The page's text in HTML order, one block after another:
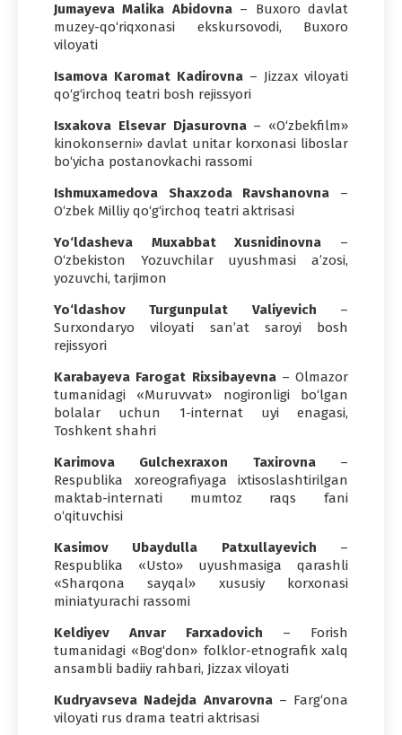
Jumayeva Malika Abidovna– Buxoro davlat
muzey-qo‘riqxonasi ekskursovodi, Buxoro
viloyati
Isamova Karomat Kadirovna – Jizzax viloyati
qo‘g‘irchoq teatri bosh rejissyori
Isxakova Elsevar Djasurovna– «O‘zbekfilm»
kinokonserni» davlat unitar korxonasi liboslar
bo‘yicha postanovkachi rassomi
Ishmuxamedova Shaxzoda Ravshanovna –
O‘zbek Milliy qo‘g‘irchoq teatri aktrisasi
Yo‘ldasheva Muxabbat Xusnidinovna –
O‘zbekiston Yozuvchilar uyushmasi a’zosi,
yozuvchi, tarjimon
Yo‘ldashov Turgunpulat Valiyevich –
Surxondaryo viloyati san’at saroyi bosh
rejissyori
Karabayeva Farogat Rixsibayevna– Olmazor
tumanidagi «Muruvvat» nogironligi bo‘lgan
bolalar uchun 1-internat uyi enagasi,
Toshkent shahri
Karimova Gulchexraxon
Taxirovna –
Respublika xoreografiyaga ixtisoslashtirilgan
maktab-internati mumtoz raqs fani
o‘qituvchisi
Kasimov Ubaydulla Patxullayevich –
Respublika «Usto» uyushmasiga qarashli
«Sharqona sayqal» xususiy korxonasi
miniatyurachi rassomi
Keldiyev Anvar Farxadovich – Forish
tumanidagi «Bog‘don» folklor-etnografik xalq
ansambli badiiy rahbari, Jizzax viloyati
Kudryavseva Nadejda Anvarovna– Farg‘ona
viloyati rus drama teatri aktrisasi